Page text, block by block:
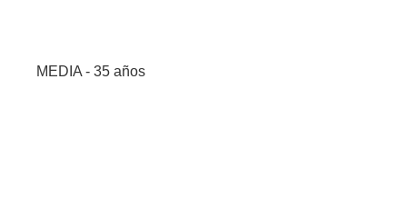
MEDIA - 35 años